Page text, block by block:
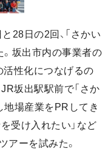
28日の2回、「さかい
。坂出市内の事業者の
活性化につなげるの
坂出駅駅前で「さか
地場産業をPRしてき
を受け入れたい」など
アーを試みた。